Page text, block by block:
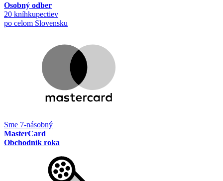
Osobný odber
20 kníhkupectiev
po celom Slovensku
Sme 7-násobný
MasterCard
Obchodník roka